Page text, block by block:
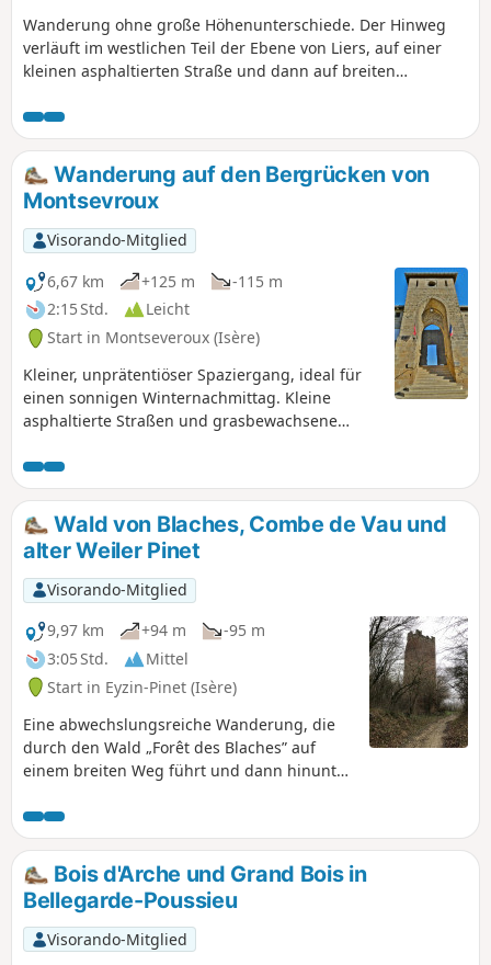
Wanderung ohne große Höhenunterschiede. Der Hinweg
verläuft im westlichen Teil der Ebene von Liers, auf einer
kleinen asphaltierten Straße und dann auf breiten
bewaldeten Moräne von Faramans.
Wanderung auf den Bergrücken von
Montsevroux
Visorando-Mitglied
6,67 km
+125 m
-115 m
2:15 Std.
Leicht
Start in Montseveroux (Isère)
Kleiner, unprätentiöser Spaziergang, ideal für
einen sonnigen Winternachmittag. Kleine
asphaltierte Straßen und grasbewachsene
können. Weites 360°-Panorama mit Blick auf das
Pilat-Massiv.
Wald von Blaches, Combe de Vau und
alter Weiler Pinet
Visorando-Mitglied
9,97 km
+94 m
-95 m
3:05 Std.
Mittel
Start in Eyzin-Pinet (Isère)
Eine abwechslungsreiche Wanderung, die
durch den Wald „Forêt des Blaches” auf
einem breiten Weg führt und dann hinunter
seinen sehr ästhetischen Hügeln. Der
Rückweg führt durch den alten Weiler Pinet,
wo es einige historische
Sehenswürdigkeiten zu entdecken gibt. Die
Wanderung ist auch mit dem Mountainbike
gut zu bewältigen.
Bois d'Arche und Grand Bois in
Bellegarde-Poussieu
Visorando-Mitglied